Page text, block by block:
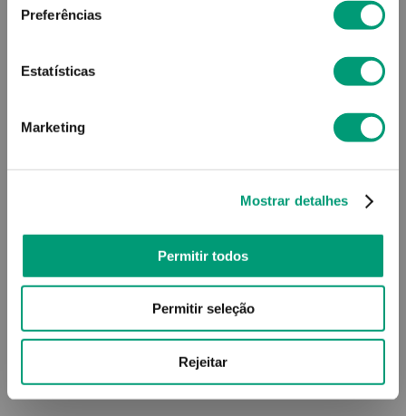
Preferências
Estatísticas
Marketing
Mostrar detalhes
Permitir todos
Permitir seleção
Rejeitar